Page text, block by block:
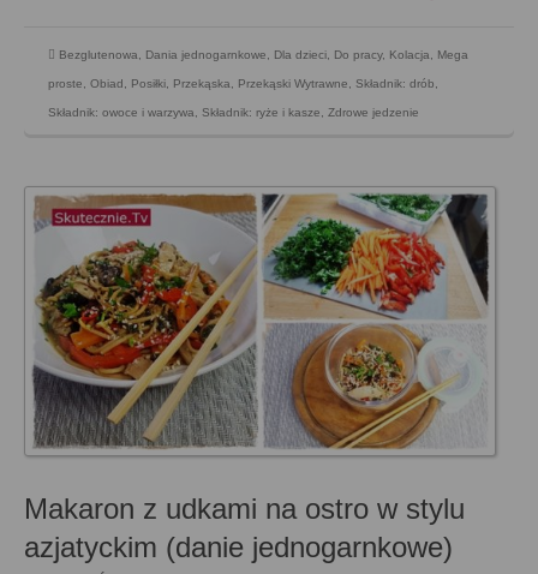
Bezglutenowa Dania jednogarnkowe Dla dzieci Do pracy, Kolacja Mega
proste Obiad Posiłki Przekąska Przekąski Wytrawne Składnik: drób
Składnik: owoce i warzywa Składnik: ryże i kasze Zdrowe jedzenie
Makaron z udkami na ostro w stylu
azjatyckim (danie jednogarnkowe)